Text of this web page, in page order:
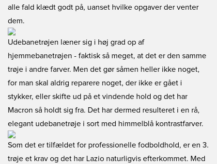
alle fald klædt godt på, uanset hvilke opgaver der venter
dem.
Udebanetrøjen læner sig i høj grad op af
hjemmebanetrøjen - faktisk så meget, at det er den samme
trøje i andre farver. Men det gør såmen heller ikke noget,
for man skal aldrig reparere noget, der ikke er gået i
stykker, eller skifte ud på et vindende hold og det har
Macron så holdt sig fra. Det har dermed resulteret i en rå,
elegant udebanetrøje i sort med himmelblå kontrastfarver.
Som det er tilfældet for professionelle fodboldhold, er en 3.
trøje et krav og det har Lazio naturligvis efterkommet. Med